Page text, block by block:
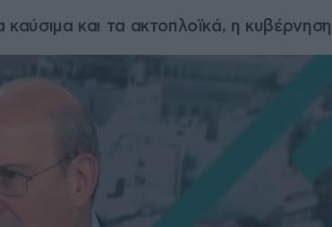
καύσιμα και τα ακτοπλοϊκά, η